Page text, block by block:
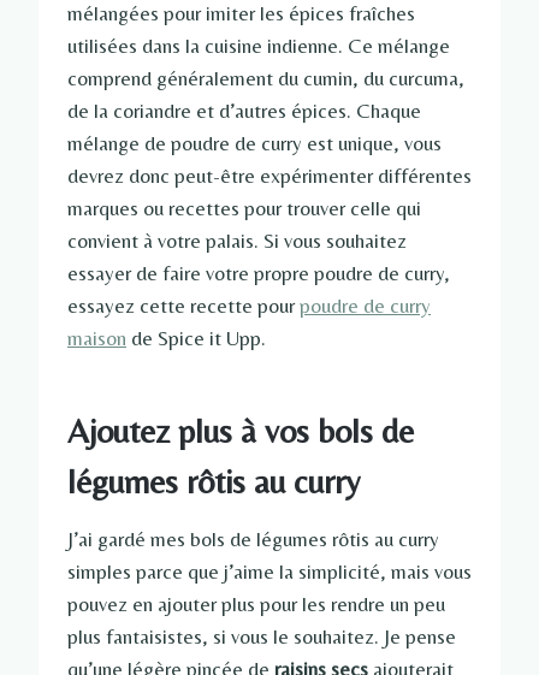
mélangées pour imiter les épices fraîches
utilisées dans la cuisine indienne. Ce mélange
comprend généralement du cumin, du curcuma,
de la coriandre et d’autres épices. Chaque
mélange de poudre de curry est unique, vous
devrez donc peut-être expérimenter différentes
marques ou recettes pour trouver celle qui
convient à votre palais. Si vous souhaitez
essayer de faire votre propre poudre de curry,
essayez cette recette pourpoudre de curry
maison de Spice it Upp.
Ajoutez plus à vos bols de
légumes rôtis au curry
J’ai gardé mes bols de légumes rôtis au curry
simples parce que j’aime la simplicité, mais vous
pouvez en ajouter plus pour les rendre un peu
plus fantaisistes, si vous le souhaitez. Je pense
qu’une légère pincée de raisins secs ajouterait